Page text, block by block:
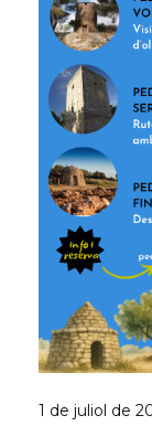
1 de juliol de